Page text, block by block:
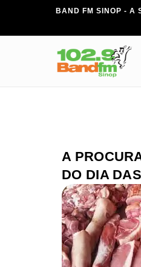
BAND FM SINOP - A
A
DO DIA